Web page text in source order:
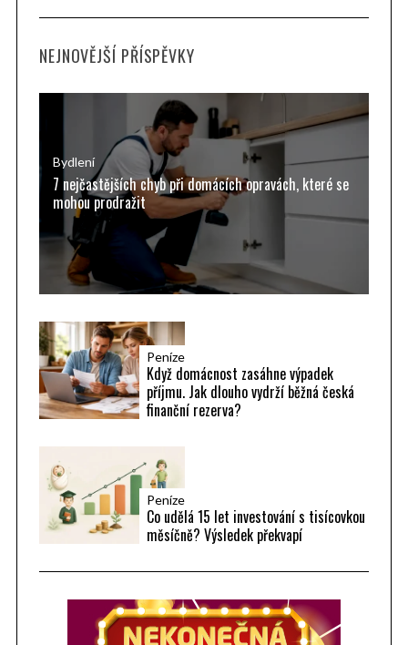
c
C
NEJNOVĚJŠÍ PŘÍSPĚVKY
Bydlení
7 nejčastějších chyb při domácích opravách, které se
mohou prodražit
Peníze
Když domácnost zasáhne výpadek
příjmu. Jak dlouho vydrží běžná česká
finanční rezerva?
Peníze
Co udělá 15 let investování s tisícovkou
měsíčně? Výsledek překvapí